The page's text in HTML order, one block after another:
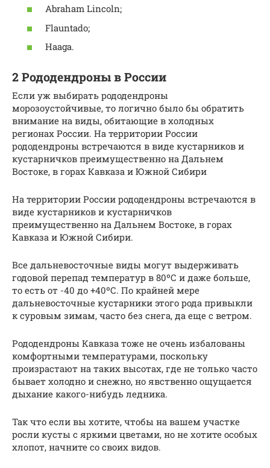
Abraham Lincoln;
Flauntado;
Haaga.
2 Рододендроны в России
Если уж выбирать рододендроны
морозоустойчивые, то логично было бы обратить
внимание на виды, обитающие в холодных
регионах России. На территории России
рододендроны встречаются в виде кустарников и
кустарничков преимущественно на Дальнем
Востоке, в горах Кавказа и Южной Сибири
На территории России рододендроны встречаются в
виде кустарников и кустарничков
преимущественно на Дальнем Востоке, в горах
Кавказа и Южной Сибири.
Все дальневосточные виды могут выдерживать
годовой перепад температур в 80ºС и даже больше,
то есть от -40 до +40ºС. По крайней мере
дальневосточные кустарники этого рода привыкли
к суровым зимам, часто без снега, да еще с ветром.
Рододендроны Кавказа тоже не очень избалованы
комфортными температурами, поскольку
произрастают на таких высотах, где не только часто
бывает холодно и снежно, но явственно ощущается
дыхание какого-нибудь ледника.
Так что если вы хотите, чтобы на вашем участке
росли кусты с яркими цветами, но не хотите особых
хлопот, начните со своих видов.